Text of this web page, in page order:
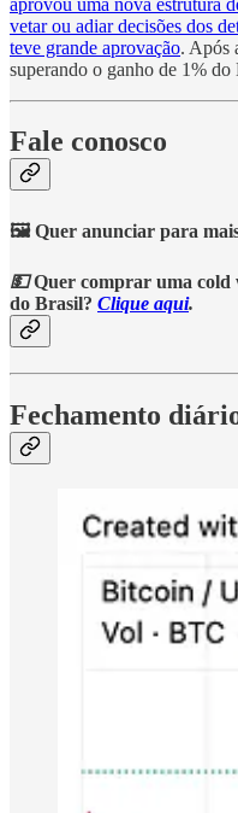
vetar ou adiar decisões dos
teve grande aprovação. Após
superando o ganho de 1%
Fale conosco
🖼️ Quer anunciar para mais
💵Quer comprar uma cold
do Brasil? Clique aqui.
Fechamento